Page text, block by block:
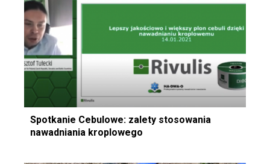
Spotkanie Cebulowe: zalety stosowania
nawadniania kroplowego